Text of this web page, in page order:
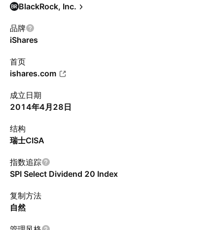
BlackRock, Inc.
品牌
iShares
首页
ishares.com
成立日期
2014年4月28日
结构
瑞士CISA
指数追踪
SPI Select Dividend 20 Index
复制方法
自然